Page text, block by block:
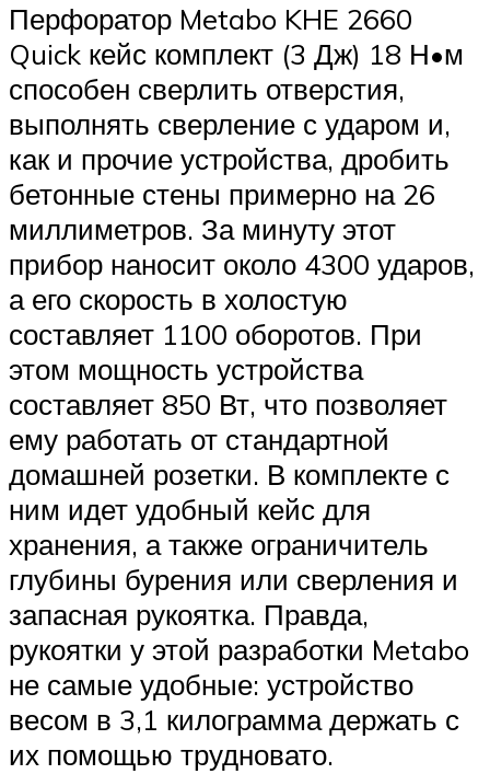
Перфоратор Metabo KHE 2660
Quick кейс комплект (3 Дж) 18 Н•м
способен сверлить отверстия,
выполнять сверление с ударом и,
как и прочие устройства, дробить
бетонные стены примерно на 26
миллиметров. За минуту этот
прибор наносит около 4300 ударов,
а его скорость в холостую
составляет 1100 оборотов. При
этом мощность устройства
составляет 850 Вт, что позволяет
ему работать от стандартной
домашней розетки. В комплекте с
ним идет удобный кейс для
хранения, а также ограничитель
глубины бурения или сверления и
запасная рукоятка. Правда,
рукоятки у этой разработки Metabo
не самые удобные: устройство
весом в 3,1 килограмма держать с
их помощью трудновато.